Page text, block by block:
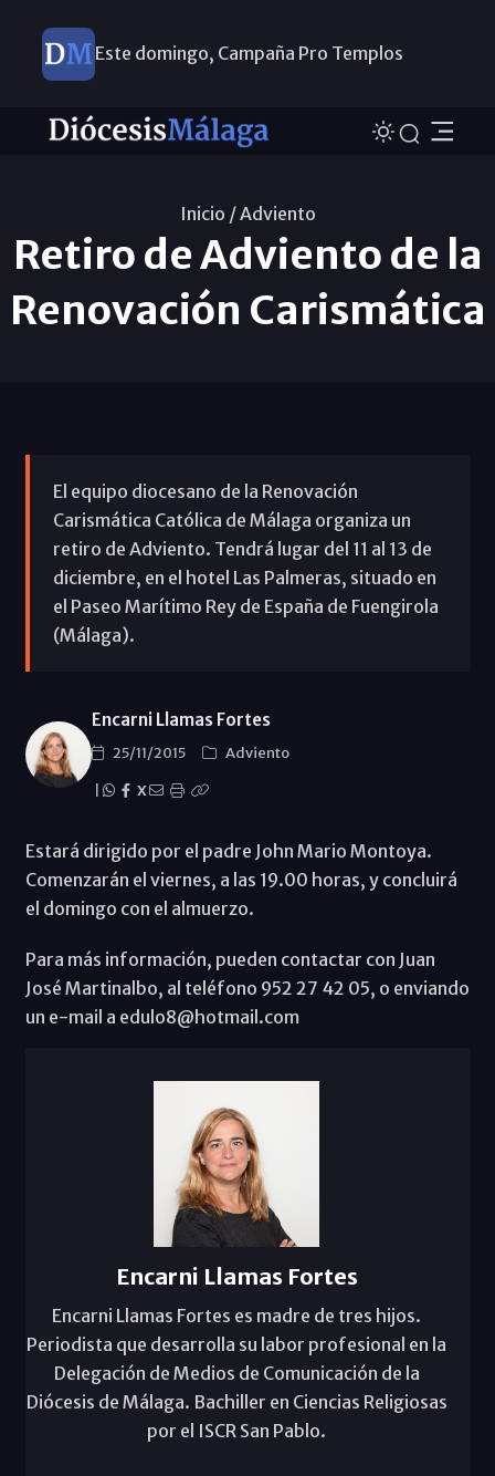
Este domingo, Campaña Pro Templos
Inicio /Adviento
Retiro de Adviento de la
Renovación Carismática
El equipo diocesano de la Renovación
Carismática Católica de Málaga organiza un
retiro de Adviento. Tendrá lugar del 11 al 13 de
diciembre, en el hotel Las Palmeras, situado en
el Paseo Marítimo Rey de España de Fuengirola
(Málaga).
Encarni Llamas Fortes
25/11/2015
Adviento
X
Estará dirigido por el padre John Mario Montoya.
Comenzarán el viernes, a las 19.00 horas, y concluirá
el domingo con el almuerzo.
Para más información, pueden contactar con Juan
José Martinalbo, al teléfono 952 27 42 05, o enviando
un e-mail a edulo8@hotmail.com
Encarni Llamas Fortes
Encarni Llamas Fortes es madre de tres hijos.
Periodista que desarrolla su labor profesional en la
Delegación de Medios de Comunicación de la
Diócesis de Málaga. Bachiller en Ciencias Religiosas
por el ISCR San Pablo.